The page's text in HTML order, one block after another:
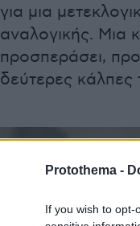
Protothema -
If you wish to
για μια
αναλογικής. Μια
προσπεράσει,
δεύτερες κάλπες